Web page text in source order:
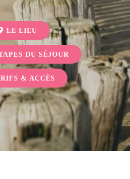
LE LIEU
DU SÉJOUR
& ACCÈS